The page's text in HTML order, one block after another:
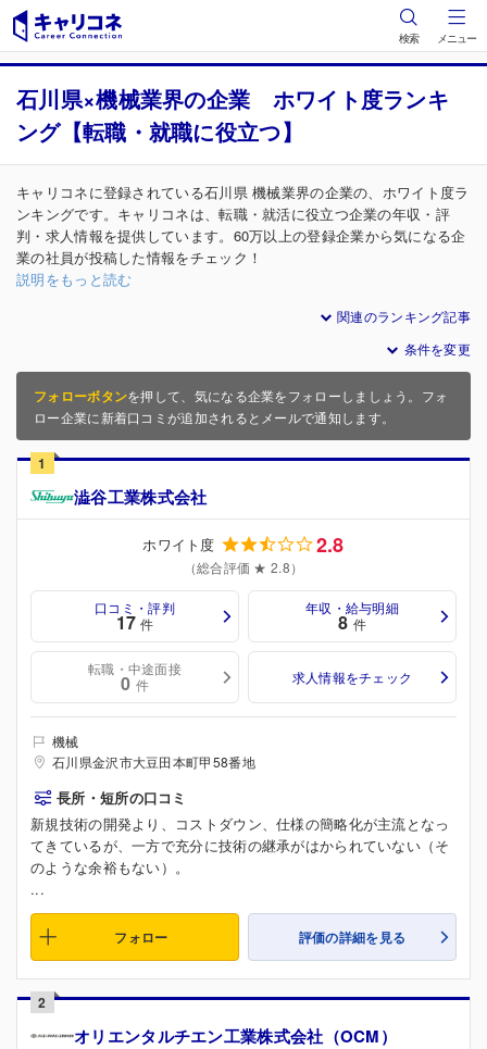
検索 メニュー
石川県×機械業界の企業 ホワイト度ランキ
ング【転職・就職に役立つ】
キャリコネに登録されている石川県 機械業界の企業の、ホワイト度ラ
ンキングです。キャリコネは、転職・就活に役立つ企業の年収・評
判・求人情報を提供しています。60万以上の登録企業から気になる企
業の社員が投稿した情報をチェック！
説明をもっと読む
関連のランキング記事
条件を変更
フォローボタンを押して、気になる企業をフォローしましょう。フォ
ロー企業に新着口コミが追加されるとメールで通知します。
1
澁谷工業株式会社
ホワイト度 2.8
（総合評価 ★ 2.8）
口コミ・評判
17 件
年収・給与明細
8 件
転職・中途面接
0 件 求人情報をチェック
機械
石川県金沢市大豆田本町甲58番地
長所・短所の口コミ
新規技術の開発より、コストダウン、仕様の簡略化が主流となっ
てきているが、一方で充分に技術の継承がはかられていない（そ
のような余裕もない）。
...
フォロー 評価の詳細を見る
2
オリエンタルチエン工業株式会社（OCM）